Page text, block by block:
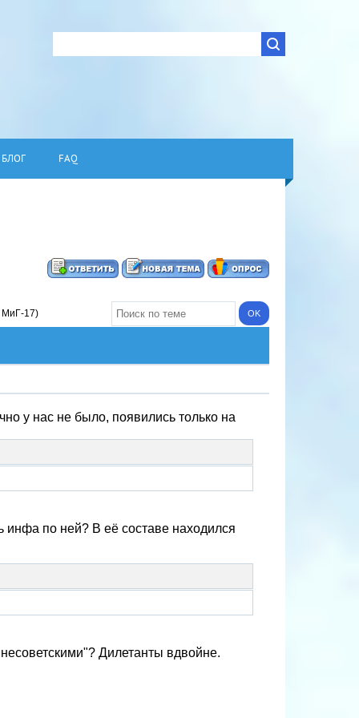
БЛОГ FAQ
МиГ-17)
у нас не было, появились только на
инфа по ней? В её составе находился
Дилетанты вдвойне.